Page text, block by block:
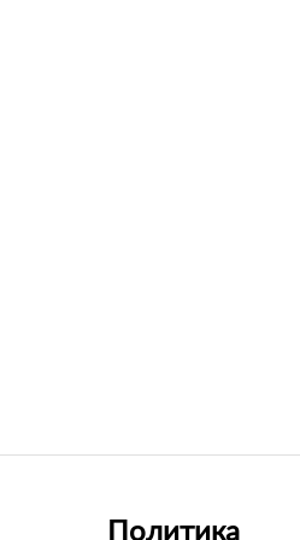
Политика